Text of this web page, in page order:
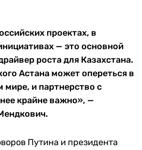
проектах, в
— это основной
роста для Казахстана.
Астана может опереться в
мире, и партнерство с
крайне важно», —
Путина и президента